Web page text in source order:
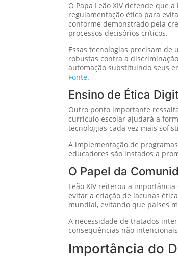
O Papa Leão XIV defende que a
regulamentação ética para
conforme demonstrado pela
processos decisórios críticos.
Essas tecnologias precisam
robustas contra a
automação substituindo seus
Fonte.
Ensino de Ética
Outro ponto importante
currículo escolar ajudará a
tecnologias cada vez mais
A implementação de
educadores são instados a
O Papel da
Leão XIV reiterou a
evitar a criação de lacunas
mundial, evitando que países
A necessidade de tratados
consequências não
Importância do